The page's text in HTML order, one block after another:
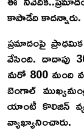
కాపాడేది కాదన్నారు.
ప్రమాదంపై
వేసింది. దాదాపు
మరో 800 మంది
బెంగాల్
యాంటీ కొలిజిన్
వ్యాఖ్యానించారు.